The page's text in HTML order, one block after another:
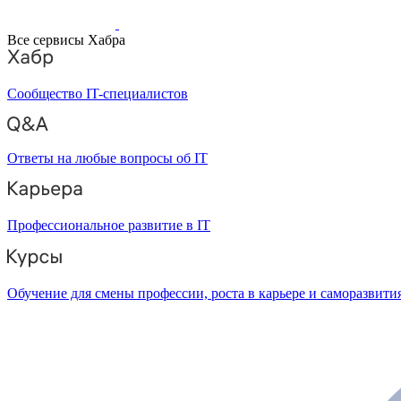
Все сервисы Хабра
Сообщество IT-специалистов
Ответы на любые вопросы об IT
Профессиональное развитие в IT
Обучение для смены профессии, роста в карьере и